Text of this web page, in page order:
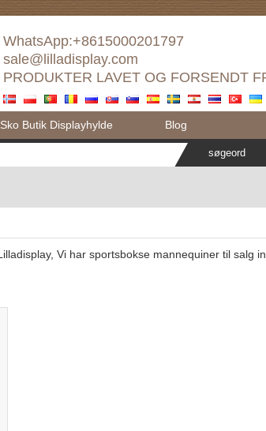
WhatsApp:+8615000201797
sale@lilladisplay.com
PRODUKTER LAVET OG FORSENDT
Butik Displayhylde Blog
Vi har sportsbokse mannequiner til salg